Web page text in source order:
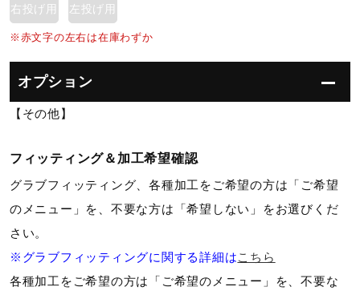
ウィンタースポーツ
ワーキング
インナー
右投げ用
左投げ用
※赤文字の左右は在庫わずか
オプション
【その他】
フィッティング＆加工希望確認
グラブフィッティング、各種加工をご希望の方は「ご希望
のメニュー」を、不要な方は「希望しない」をお選びくだ
さい。
※グラブフィッティングに関する詳細はこちら
各種加工をご希望の方は「ご希望のメニュー」を、不要な